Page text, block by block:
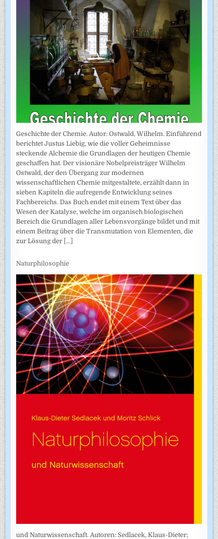
Geschichte der Chemie. Autor: Ostwald, Wilhelm. Einführend
berichtet Justus Liebig, wie die voller Geheimnisse
steckende Alchemie die Grundlagen der heutigen Chemie
geschaffen hat. Der visionäre Nobelpreisträger Wilhelm
Ostwald, der den Übergang zur modernen
wissenschaftlichen Chemie mitgestaltete, erzählt dann in
sieben Kapiteln die aufregende Entwicklung seines
Fachbereichs. Das Buch endet mit einem Text über das
Wesen der Katalyse, welche im organisch biologischen
Bereich die Grundlagen aller Lebensvorgänge bildet und mit
einem Beitrag über die Transmutation von Elementen, die
zur Lösung der [...]
Naturphilosophie
und Naturwissenschaft. Autoren: Sedlacek, Klaus-Dieter;